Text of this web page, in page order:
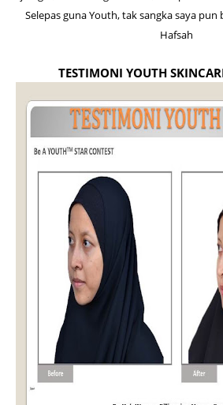
Selepas guna Youth, tak sangka saya
Hafsah
TESTIMONI YOUTH